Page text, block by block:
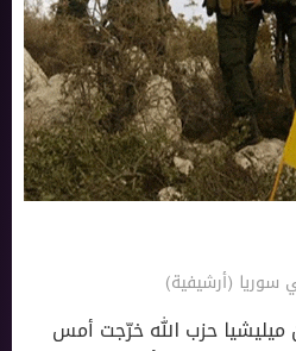
سوريا (أرشيفية)
ميليشيا حزب الله خرّجت أمس